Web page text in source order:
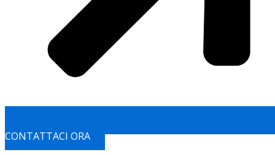
CONTATTACI ORA